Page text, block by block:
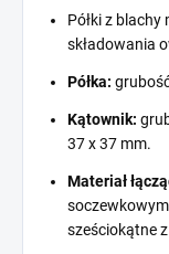
Półki z
składowania
Półka:
Kątownik:
37 x 37 mm.
Materiał
sześciokątne